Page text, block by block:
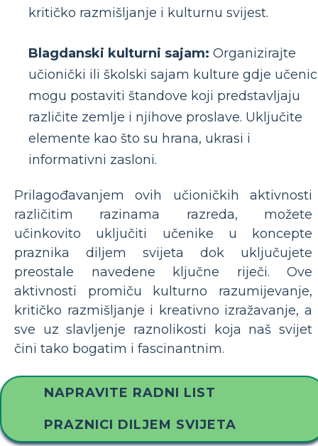
kritičko razmišljanje i kulturnu svijest.
Blagdanski kulturni sajam: Organizirajte
učionički ili školski sajam kulture gdje
mogu postaviti štandove koji predstavljaju
različite zemlje i njihove proslave. Uključite
elemente kao što su hrana, ukrasi i
informativni zasloni.
Prilagođavanjem ovih učioničkih aktivnosti
različitim razinama razreda, možete
učinkovito uključiti učenike u koncepte
praznika diljem svijeta dok uključujete
preostale navedene ključne riječi. Ove
aktivnosti promiču kulturno razumijevanje,
kritičko razmišljanje i kreativno izražavanje, a
sve uz slavljenje raznolikosti koja naš svijet
čini tako bogatim i fascinantnim.
NAPRAVITE RADNI LIST
PRAZNICI DILJEM SVIJETA